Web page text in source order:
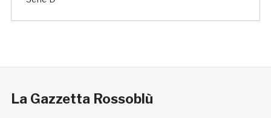
La Gazzetta Rossoblù